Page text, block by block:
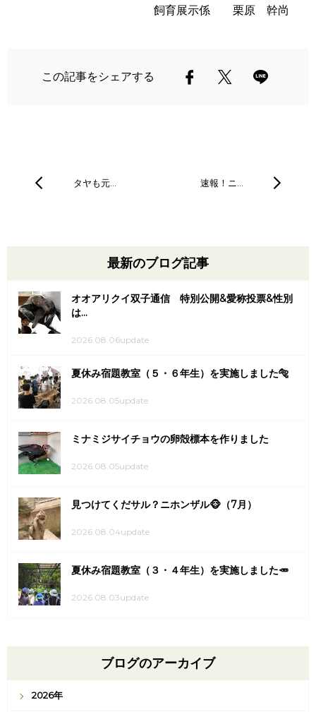
飼育展示係 栗原 幹尚
この記事をシェアする
タヤも元… 速報！ニ…
最新のブログ記事
オオアリクイ双子通信 特別公開&愛称投票&性別
は...
2026.08.06update
夏休み宿題教室（５・６年生）を実施しました🐅
2026.08.05update
ミナミジサイチョウの卵殻標本を作りました
2026.08.05update
見つけてくだサル？ニホンザル🐵（7月）
2026.08.04update
夏休み宿題教室（３・４年生）を実施しました🥕
2026.08.03update
ブログのアーカイブ
2026年